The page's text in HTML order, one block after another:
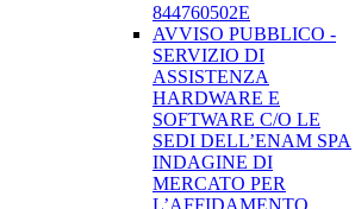
844760502E
AVVISO PUBBLICO -
SERVIZIO DI
ASSISTENZA
HARDWARE E
SOFTWARE C/O LE
SEDI DELL’ENAM SPA
INDAGINE DI
MERCATO PER
L’AFFIDAMENTO